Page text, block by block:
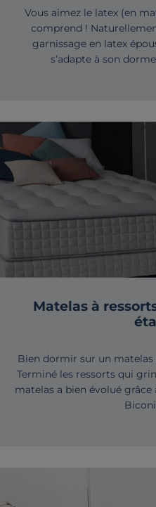
Vous aimez le latex (en
comprend !
garnissage en latex
s’adapte à son
Matelas à
Bien dormir sur un matelas
Terminé les ressorts qui
matelas a bien évolué